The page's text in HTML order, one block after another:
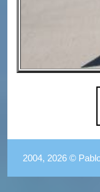
2004, 2026 ©